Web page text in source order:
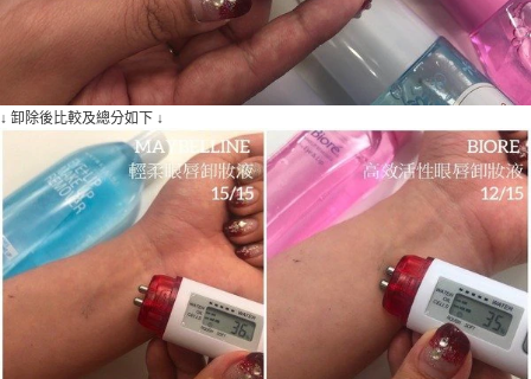
↓ 卸除後比較及總分如下 ↓